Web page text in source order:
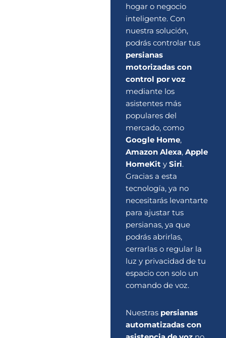
hogar o negocio
inteligente. Con
nuestra solución,
podrás controlar tus
persianas
motorizadas con
control por voz
mediante los
asistentes más
populares del
mercado, como
Google Home,
Amazon Alexa, Apple
HomeKity Siri.
Gracias a esta
tecnología, ya no
necesitarás levantarte
para ajustar tus
persianas, ya que
podrás abrirlas,
cerrarlas o regular la
luz y privacidad de tu
espacio con solo un
comando de voz.
Nuestras persianas
automatizadas con